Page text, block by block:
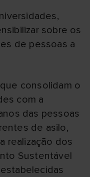
sobre os
de pessoas a
consolidam o
com a
das pessoas
de asilo,
realização dos
Sustentável